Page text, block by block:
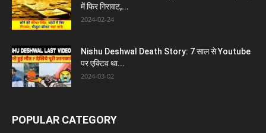
में फिर गिरावट,...
2024-02-24
Nishu Deshwal Death Story: 7 साल से Youtube
पर एक्टिव था...
2024-03-02
POPULAR CATEGORY